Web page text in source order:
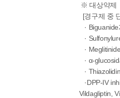
※ 대상약제
[경구제 중
·
·
·
· α-
·
·DPP-IV
Vildagliptin,